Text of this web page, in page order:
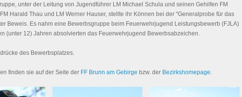
unter der Leitung von Jugendführer LM Michael Schula und seinen Gehilfen FM
Harald Thau und LM Werner Hauser, stellte ihr Können bei der "Generalprobe für das
Beweis. Es nahm eine Bewerbsgruppe beim Feuerwehrjugend Leistungsbewerb (FJLA)
(unter 12) Jahren absolvierten das Feuerwehrjugend Bewerbsabzeichen.
des Bewerbsplatzes.
finden sie auf der Seite der FF Brunn am Gebirge bzw. der Bezirkshomepage.